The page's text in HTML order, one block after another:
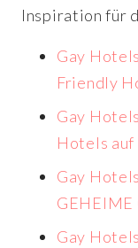
Inspiration für
Gay
Friendly
Gay
Hotels auf
Gay
GEHEIME
Gay